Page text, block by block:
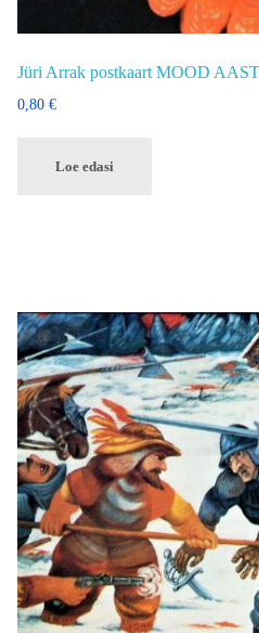
Jüri Arrak postkaart MOOD
0,80 €
Loe edasi